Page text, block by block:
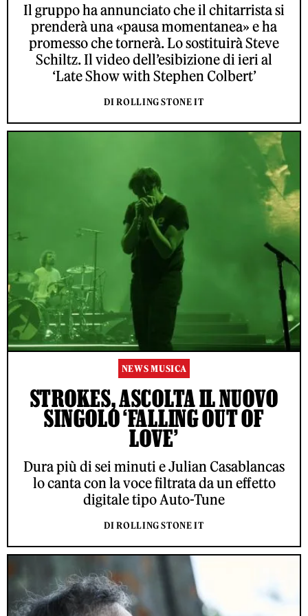
Il gruppo ha annunciato che il chitarrista si
prenderà una «pausa momentanea» e ha
promesso che tornerà. Lo sostituirà Steve
Schiltz. Il video dell’esibizione di ieri al
‘Late Show with Stephen Colbert’
DI ROLLING STONE IT
NEWS MUSICA
STROKES, ASCOLTA IL NUOVO
SINGOLO ‘FALLING OUT OF
LOVE’
Dura più di sei minuti e Julian Casablancas
lo canta con la voce filtrata da un effetto
digitale tipo Auto-Tune
DI ROLLING STONE IT